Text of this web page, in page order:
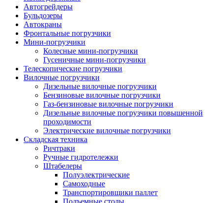
Автогрейдеры
Бульдозеры
Автокраны
Фронтальные погрузчики
Мини-погрузчики
Колесные мини-погрузчики
Гусеничные мини-погрузчики
Телескопические погрузчики
Вилочные погрузчики
Дизельные вилочные погрузчики
Бензиновые вилочные погрузчики
Газ-бензиновые вилочные погрузчики
Дизельные вилочные погрузчики повышенной
проходимости
Электрические вилочные погрузчики
Складская техника
Ричтраки
Ручные гидротележки
Штабелеры
Полуэлектрические
Самоходные
Транспортировщики паллет
Подъемные столы